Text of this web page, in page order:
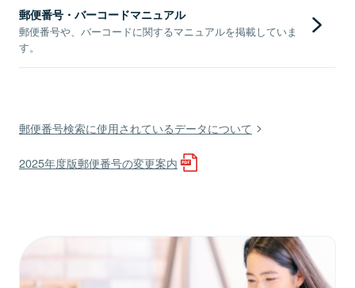
郵便番号・バーコードマニュアル
郵便番号や、バーコードに関するマニュアルを掲載していま
す。
郵便番号検索に使用されているデータについて
2025年度版郵便番号の変更案内